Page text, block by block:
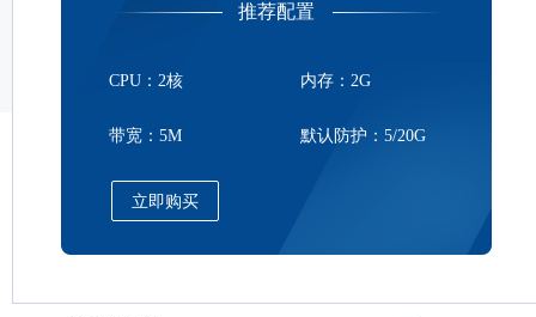
推荐配置
CPU：2核 内存：2G
带宽：5M 默认防护：5/20G
立即购买